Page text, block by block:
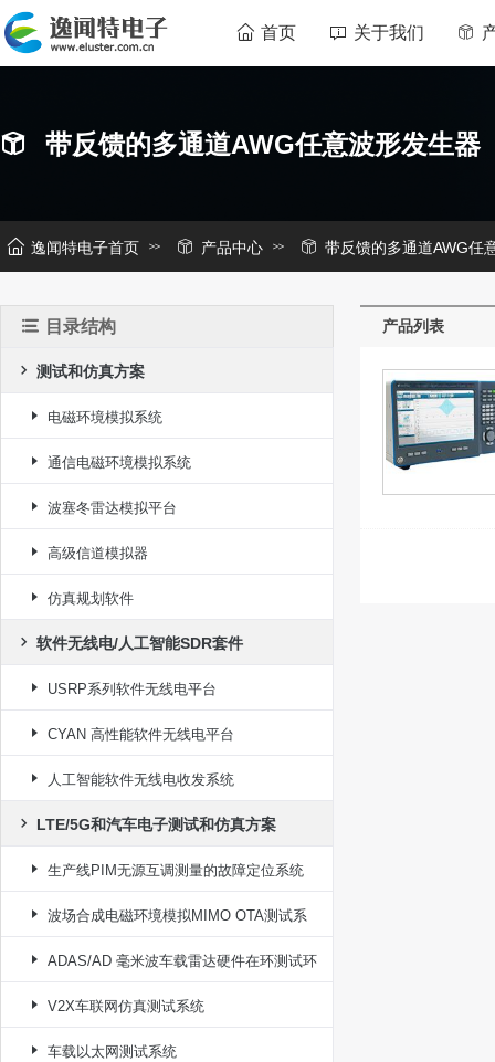
首页 关于我们
带反馈的多通道AWG任意波形发生器
逸闻特电子首页 产品中心 带反馈的多通道AWG任
目录结构
测试和仿真方案
电磁环境模拟系统
通信电磁环境模拟系统
波塞冬雷达模拟平台
高级信道模拟器
仿真规划软件
软件无线电/人工智能SDR套件
USRP系列软件无线电平台
CYAN 高性能软件无线电平台
人工智能软件无线电收发系统
LTE/5G和汽车电子测试和仿真方案
生产线PIM无源互调测量的故障定位系统
波场合成电磁环境模拟MIMO OTA测试系
统 ADAS/AD 毫米波车载雷达硬件在环测试环
境仿真系统
V2X车联网仿真测试系统
车载以太网测试系统
产品列表